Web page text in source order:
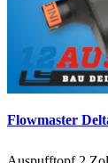
Flowmaster